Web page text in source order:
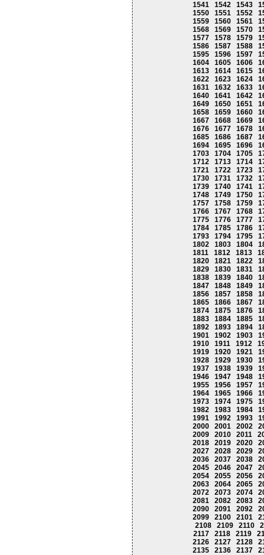
1541
1542 1543
1550
1551 1552
1559
1560 1561
1568
1569 1570
1577
1578 1579
1586
1587 1588
1595
1596 1597
1604
1605 1606
1613
1614 1615
1622
1623 1624
1631
1632 1633
1640
1641 1642
1649
1650 1651
1658
1659 1660
1667
1668 1669
1676
1677 1678
1685
1686 1687
1694
1695 1696
1703
1704 1705
1712
1713 1714
1721
1722 1723
1730
1731 1732
1739
1740 1741
1748
1749 1750
1757
1758 1759
1766
1767 1768
1775
1776 1777
1784
1785 1786
1793
1794 1795
1802
1803 1804
1811
1812 1813
1820
1821 1822
1829
1830 1831
1838
1839 1840
1847
1848 1849
1856
1857 1858
1865
1866 1867
1874
1875 1876
1883
1884 1885
1892
1893 1894
1901
1902 1903
1910
1911 1912
1919
1920 1921
1928
1929 1930
1937
1938 1939
1946
1947 1948
1955
1956 1957
1964
1965 1966
1973
1974 1975
1982
1983 1984
1991
1992 1993
2000
2001 2002
2009
2010 2011
2018
2019 2020
2027
2028 2029
2036
2037 2038
2045
2046 2047
2054
2055 2056
2063
2064 2065
2072
2073 2074
2081
2082 2083
2090
2091 2092
2099
2100 2101
2108
2109 2110
2117
2118 2119
2126
2127 2128
2135
2136 2137